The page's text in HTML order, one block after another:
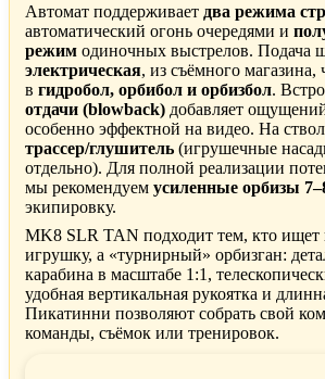
Автомат поддерживает два режима
автоматический огонь очередями и
режим одиночных выстрелов. Подача
электрическая, из съёмного магазина,
в гидробол, орбибол и орбизбол.
отдачи (blowback) добавляет
особенно эффектной на видео. На
трассер/глушитель (игрушечные
отдельно). Для полной реализации
мы рекомендуем усиленные орбизы
экипировку.
MK8 SLR TAN подходит тем, кто ищет
игрушку, а «турнирный» орбизган:
карабина в масштабе 1:1,
удобная вертикальная рукоятка и
Пикатинни позволяют собрать свой
команды, съёмок или тренировок.